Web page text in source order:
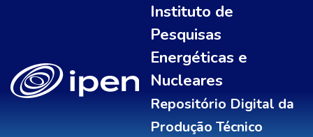
Instituto de
Pesquisas
Energéticas e
Nucleares
Repositório Digital da
Produção Técnico